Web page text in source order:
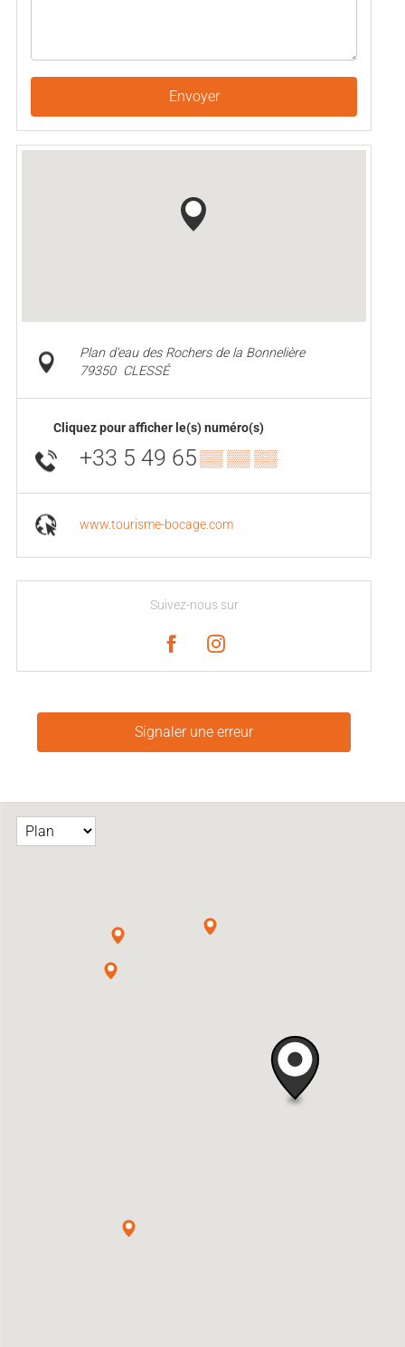
Envoyer
Plan d'eau des Rochers de la Bonnelière
79350 CLESSÉ
Cliquez pour afficher le(s) numéro(s)
+33 5 49 65▒▒ ▒▒ ▒▒
www.tourisme-bocage.com
Suivez-nous sur
Signaler une erreur